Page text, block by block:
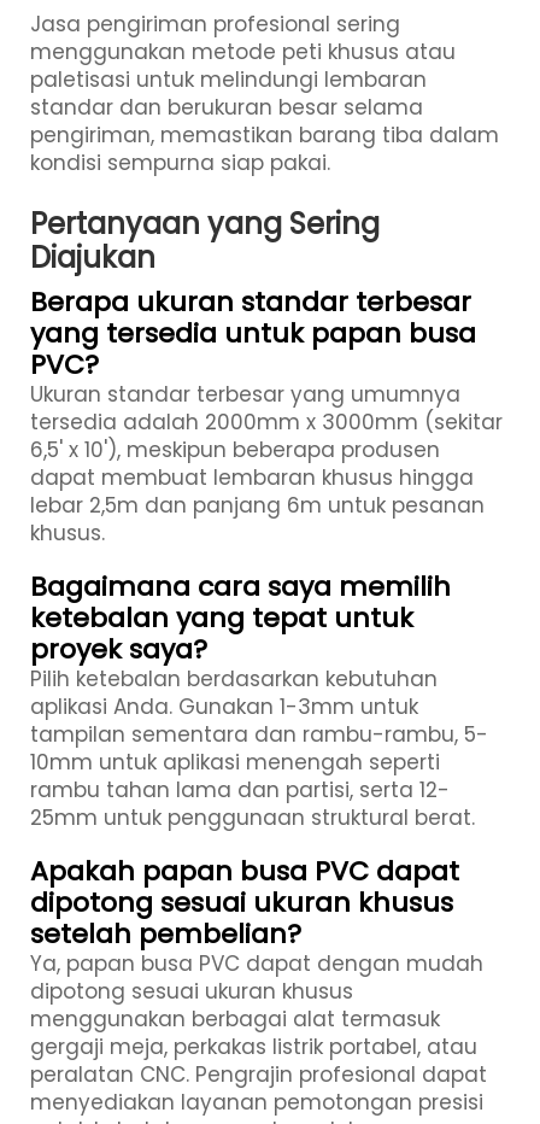
Jasa pengiriman profesional sering
menggunakan metode peti khusus atau
paletisasi untuk melindungi lembaran
standar dan berukuran besar selama
pengiriman, memastikan barang tiba dalam
kondisi sempurna siap pakai.
Pertanyaan yang Sering
Diajukan
Berapa ukuran standar terbesar
yang tersedia untuk papan busa
PVC?
Ukuran standar terbesar yang umumnya
tersedia adalah 2000mm x 3000mm (sekitar
6,5' x 10'), meskipun beberapa produsen
dapat membuat lembaran khusus hingga
lebar 2,5m dan panjang 6m untuk pesanan
khusus.
Bagaimana cara saya memilih
ketebalan yang tepat untuk
proyek saya?
Pilih ketebalan berdasarkan kebutuhan
aplikasi Anda. Gunakan 1-3mm untuk
tampilan sementara dan rambu-rambu, 5-
10mm untuk aplikasi menengah seperti
rambu tahan lama dan partisi, serta 12-
25mm untuk penggunaan struktural berat.
Apakah papan busa PVC dapat
dipotong sesuai ukuran khusus
setelah pembelian?
Ya, papan busa PVC dapat dengan mudah
dipotong sesuai ukuran khusus
menggunakan berbagai alat termasuk
gergaji meja, perkakas listrik portabel, atau
peralatan CNC. Pengrajin profesional dapat
menyediakan layanan pemotongan presisi